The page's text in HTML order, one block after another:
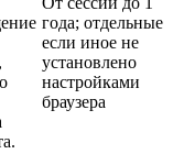
года; отдельные
если иное не
установлено
настройками
браузера